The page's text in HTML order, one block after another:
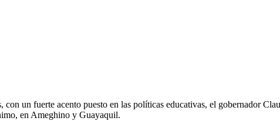
un fuerte acento puesto en las políticas educativas, el gobernador
en Ameghino y Guayaquil.